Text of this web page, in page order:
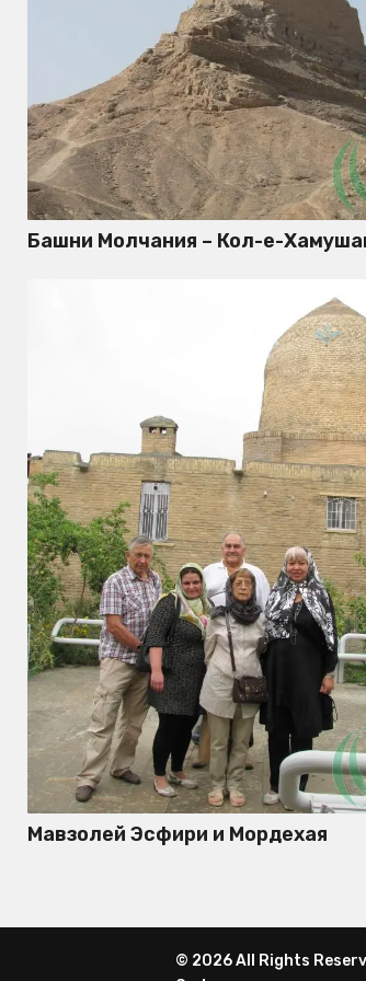
Башни Молчания – Кол-е-
Мавзолей Эсфири и Мордехая
© 2026 All Rights